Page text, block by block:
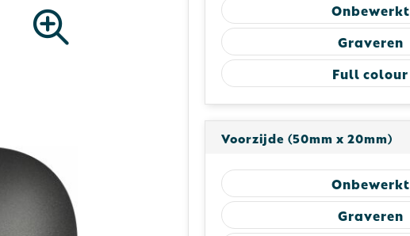
Onbewerkt
Graveren
Full colour
Voorzijde (50mm x 20mm)
Onbewerkt
Graveren